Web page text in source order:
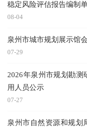
稳定风险评估报告编制
08-04
泉州市城市规划展示馆
07-29
2026年泉州市规划勘
用人员公示
07-27
泉州市自然资源和规划